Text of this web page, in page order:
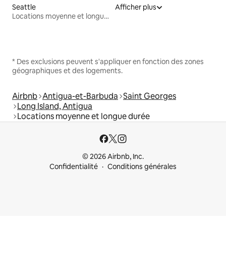
Seattle
Locations moyenne et longue durée
Afficher plus
* Des exclusions peuvent s'appliquer en fonction des zones
géographiques et des logements.
Airbnb Antigua-et-Barbuda Saint Georges
Long Island, Antigua
Locations moyenne et longue durée
© 2026 Airbnb, Inc.
Confidentialité
Conditions générales